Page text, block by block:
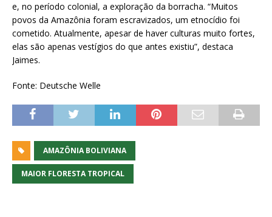
e, no período colonial, a exploração da borracha. “Muitos
povos da Amazônia foram escravizados, um etnocídio foi
cometido. Atualmente, apesar de haver culturas muito fortes,
elas são apenas vestígios do que antes existiu”, destaca
Jaimes.
Fonte: Deutsche Welle
AMAZÔNIA BOLIVIANA
MAIOR FLORESTA TROPICAL